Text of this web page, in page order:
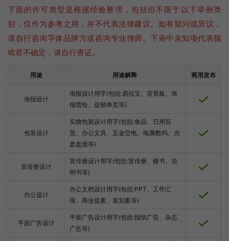
下面的许可类型是根据经验整理，包括但不限于以下举例类
别，仅作为参考之用，并不代表法律建议。如有疑问或异议，
请自行咨询字体品牌方或咨询专业律师。下表中未知项代表猫
啃君不确定，请自行查证。
用途 用途解释 商用发布
海报设计
海报设计用字(包括:易拉宝、背景板、海
报喷绘、促销单页等)
包装设计
实物包装设计用字(包括:食品、日用百
货、办公文具、五金交电、电脑数码、光
盘盘面等)
宣传册设计
宣传册设计用字(包括:宣传册、楼书、说
明书等)
办公设计
办公文档设计用字(包括:PPT、工作汇
报、商业提案、策划案等)
平面广告设计
平面广告设计用字(包括:报纸广告、杂志
广告等)